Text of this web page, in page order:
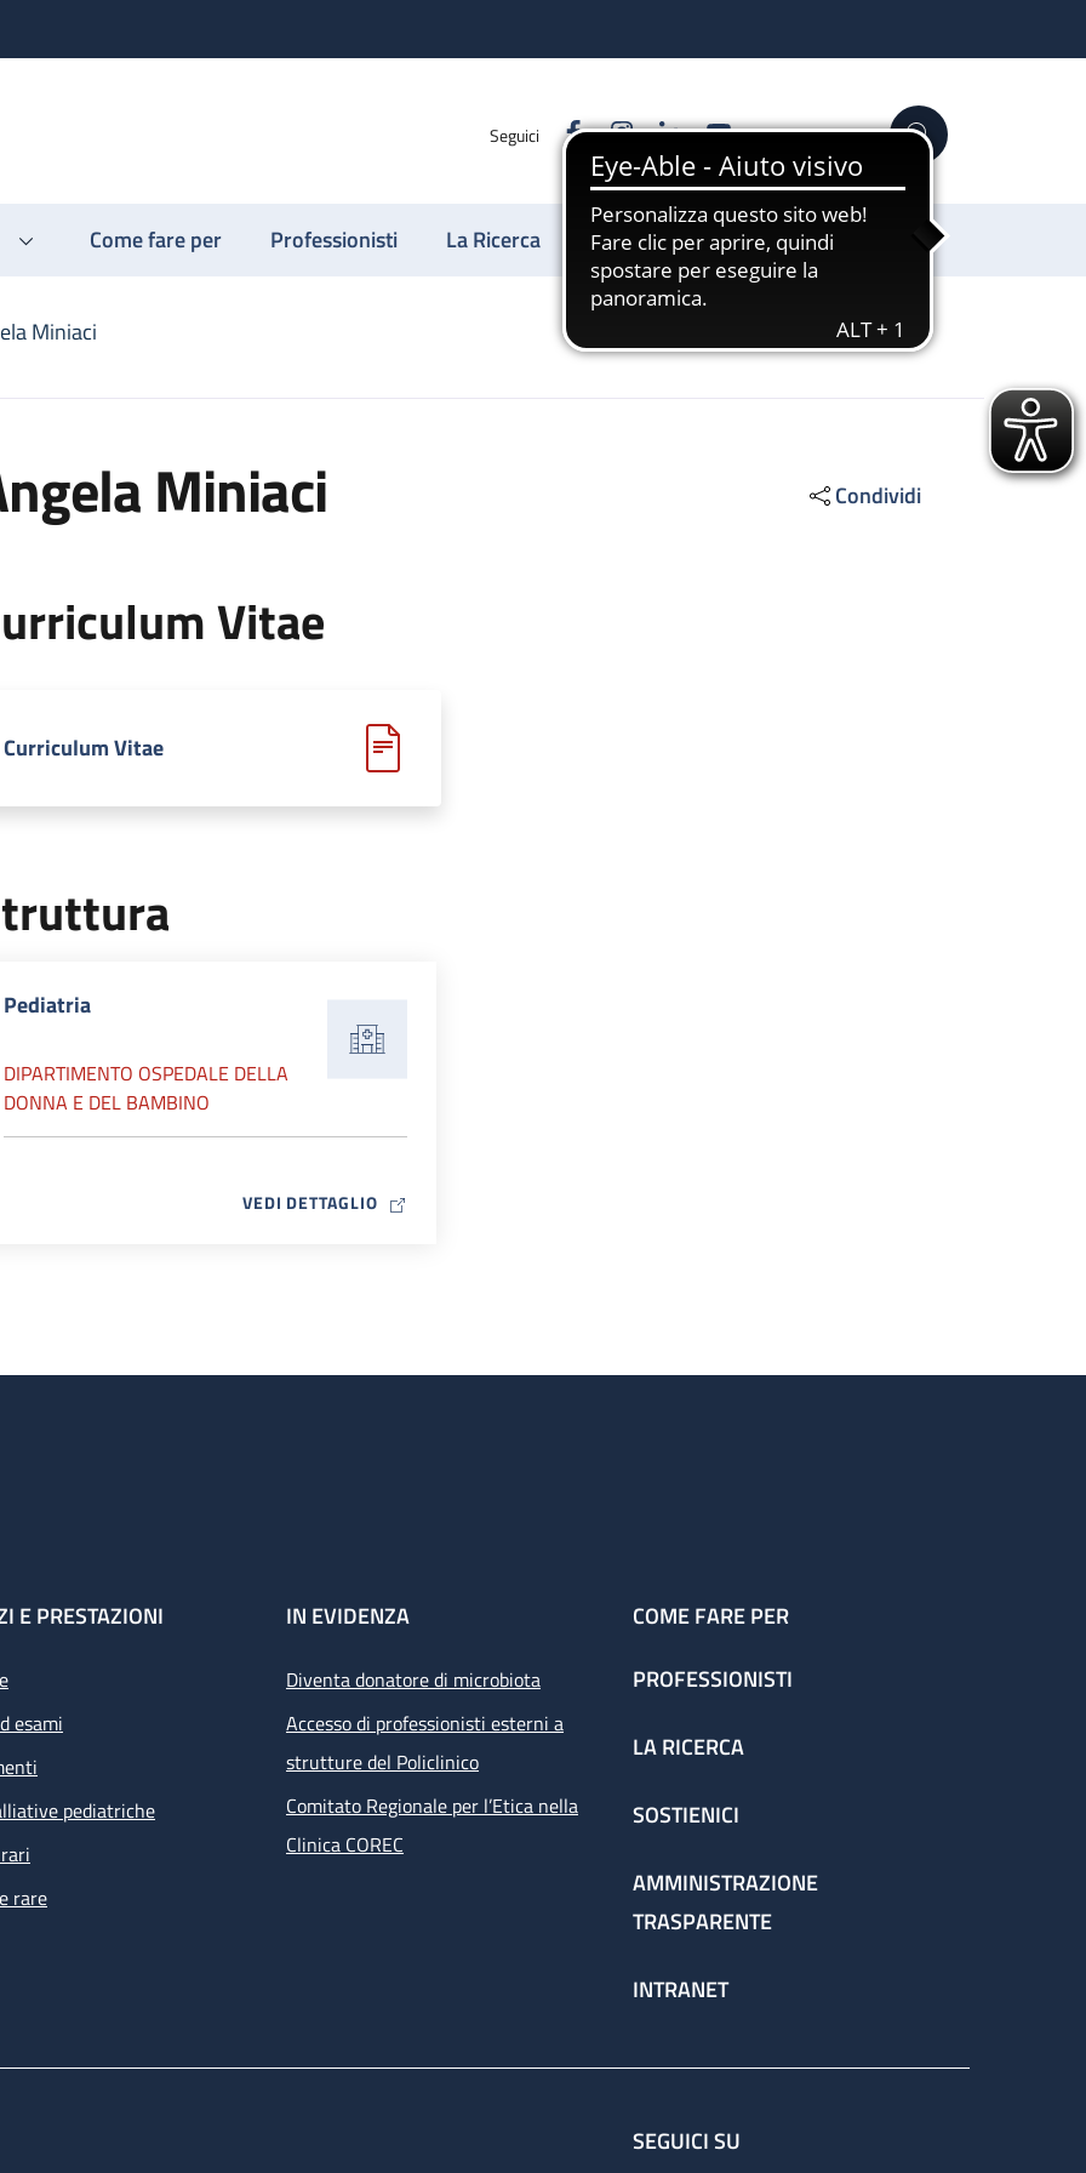
Seguici FacebookInstagram
LinkedinYouTube Cerca
Come fare per Professionisti La Ricerca Sostienici
Miniaci
Miniaci Condividi
Vitae
Curriculum Vitae
Pediatria
DIPARTIMENTO OSPEDALE DELLA
DONNA E DEL BAMBINO
VEDI DETTAGLIOMAP ICON
E PRESTAZIONI
esami
pediatriche
rare
IN EVIDENZA
Diventa donatore di microbiota
Accesso di professionisti esterni a
strutture del Policlinico
Comitato Regionale per l’Etica nella
Clinica COREC
COME FARE PER
PROFESSIONISTI
LA RICERCA
SOSTIENICI
AMMINISTRAZIONE
TRASPARENTE
INTRANET
SEGUICI SU